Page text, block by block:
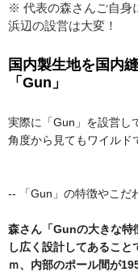
※ 代表の森さんご自身
浜辺の設営は大変！
国内製生地を国内
「Gun」
実際に「Gun」を設営し
角度から見てもワイルド
-- 「Gun」の特徴やこだ
森さん「Gunの大きな特
し広く設計してあるこ
ｍ、内部のポール間が